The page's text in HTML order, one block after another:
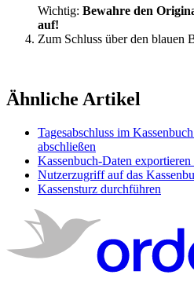
Wichtig: Bewahre den
auf!
Zum Schluss über den blauen
Ähnliche Artikel
Tagesabschluss im
abschließen
Kassenbuch-Daten
Nutzerzugriff auf das
Kassensturz durchführen